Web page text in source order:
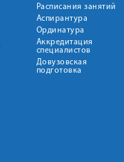
Расписания занятий
Аспирантура
Ординатура
Аккредитация
специалистов
Довузовская
подготовка